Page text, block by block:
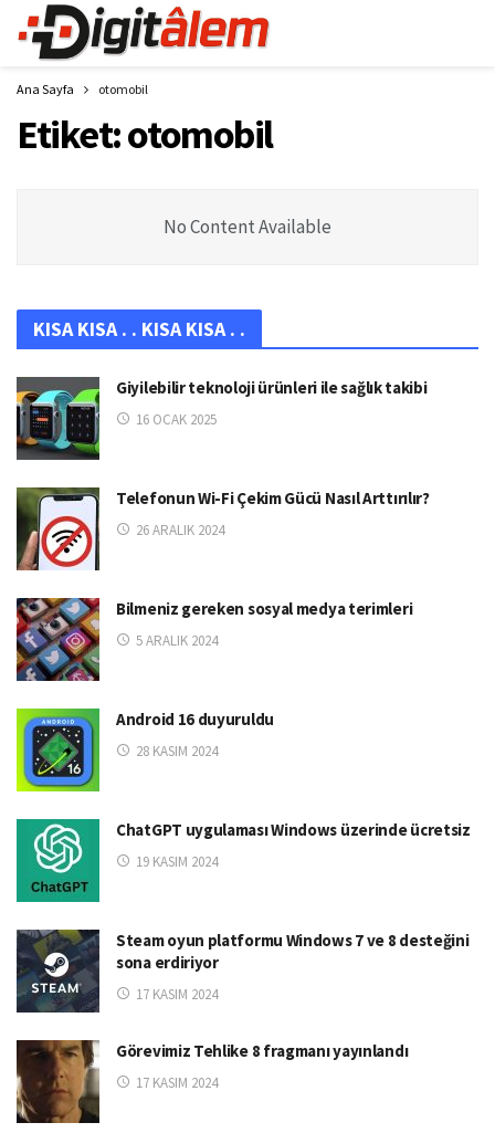
Ana Sayfa otomobil
Etiket:otomobil
No Content Available
KISA KISA . . KISA KISA . .
Giyilebilir teknoloji ürünleri ile sağlık takibi
16 OCAK 2025
Telefonun Wi-Fi Çekim Gücü Nasıl Arttırılır?
26 ARALIK 2024
Bilmeniz gereken sosyal medya terimleri
5 ARALIK 2024
Android 16 duyuruldu
28 KASIM 2024
ChatGPT uygulaması Windows üzerinde ücretsiz
19 KASIM 2024
Steam oyun platformu Windows 7 ve 8 desteğini
sona erdiriyor
17 KASIM 2024
Görevimiz Tehlike 8 fragmanı yayınlandı
17 KASIM 2024